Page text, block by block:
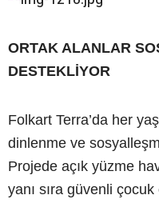
ORTAK ALANLAR
DESTEKLİYOR
Folkart Terra’da her
dinlenme ve
Projede açık yüzme
yanı sıra güvenli